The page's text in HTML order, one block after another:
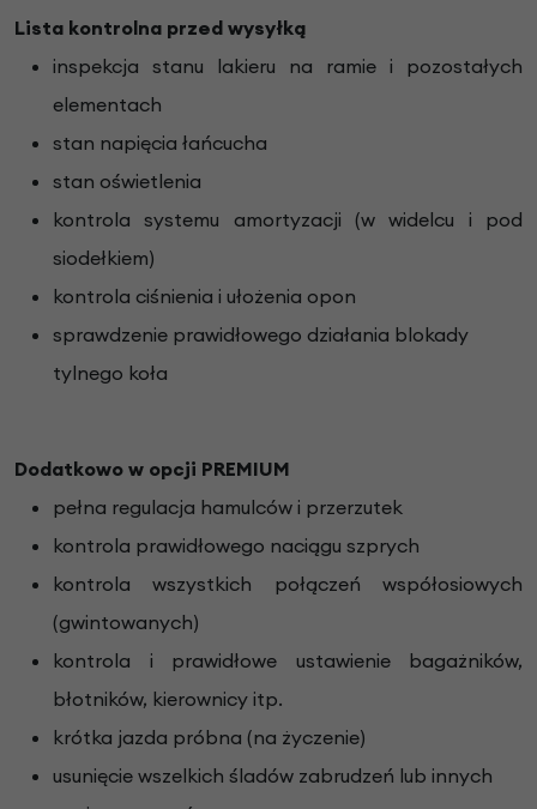
Lista kontrolna przed wysyłką
inspekcja stanu lakieru na ramie i pozostałych
elementach
stan napięcia łańcucha
stan oświetlenia
kontrola systemu amortyzacji (w widelcu i pod
siodełkiem)
kontrola ciśnienia i ułożenia opon
sprawdzenie prawidłowego działania blokady
tylnego koła
Dodatkowo w opcji PREMIUM
pełna regulacja hamulców i przerzutek
kontrola prawidłowego naciągu szprych
kontrola wszystkich połączeń współosiowych
(gwintowanych)
kontrola i prawidłowe ustawienie bagażników,
błotników, kierownicy itp.
krótka jazda próbna (na życzenie)
usunięcie wszelkich śladów zabrudzeń lub innych